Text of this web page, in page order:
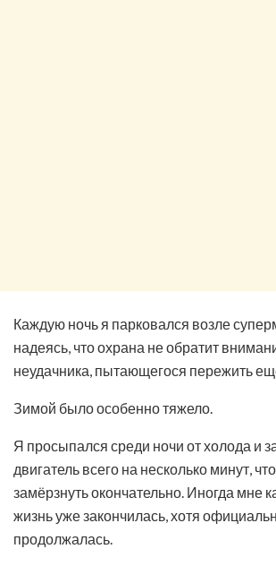
Каждую ночь я парковался возле
надеясь, что охрана не обратит
неудачника, пытающегося пережить
Зимой было особенно тяжело.
Я просыпался среди ночи от холода и
двигатель всего на несколько минут,
замёрзнуть окончательно. Иногда мне
жизнь уже закончилась, хотя
продолжалась.